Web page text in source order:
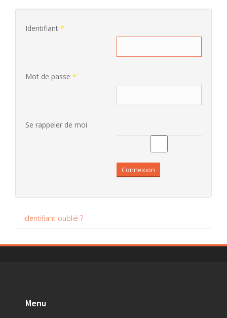
Identifiant *
Mot de passe *
Se rappeler de moi
Connexion
Identifiant oublié ?
Menu